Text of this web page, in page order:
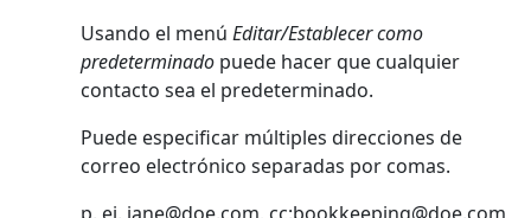
Usando el menú Editar/Establecer como
predeterminado puede hacer que cualquier
contacto sea el predeterminado.
Puede especificar múltiples direcciones de
correo electrónico separadas por comas.